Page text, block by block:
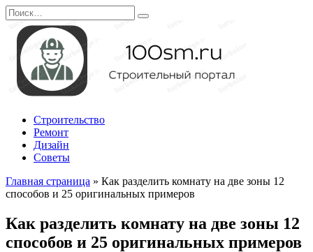
Перейти
к
содержанию
Search
for:
Строительство
Ремонт
Дизайн
Советы
Главная страница » Как разделить комнату на две зоны 12
способов и 25 оригинальных примеров
Как разделить комнату на две зоны 12
способов и 25 оригинальных примеров